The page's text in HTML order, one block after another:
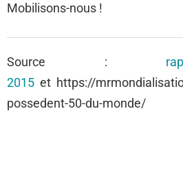
Mobilisons-nous !
Source :
2015 et https://
possedent-50-du-monde/